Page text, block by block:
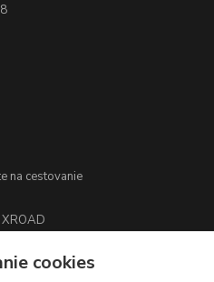
na cestovanie
566
(11:00-14:00)
cookies